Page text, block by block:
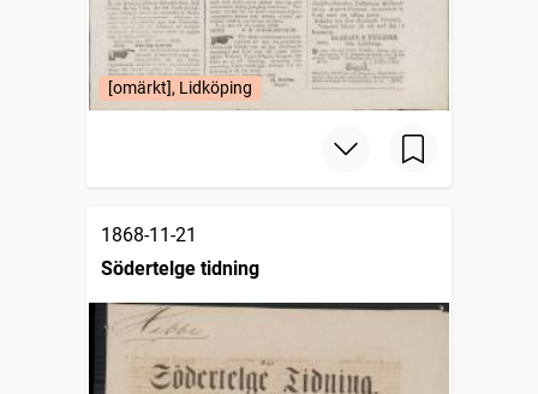
[omärkt], Lidköping
1868-11-21
Södertelge tidning